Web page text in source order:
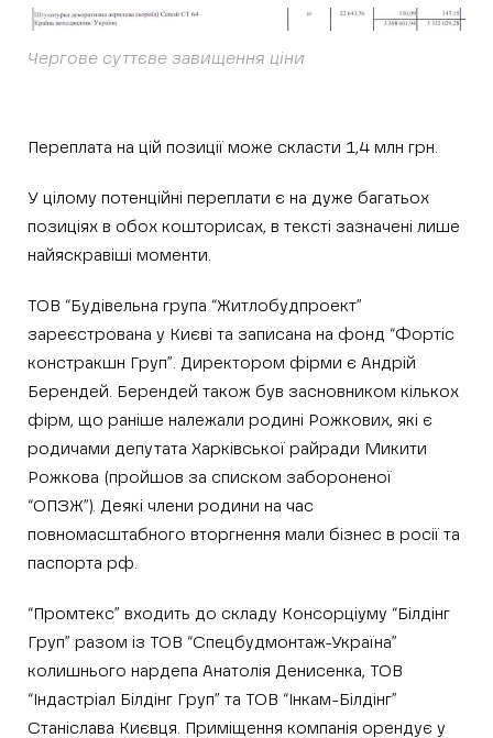
Чергове суттєве завищення ціни
Переплата на цій позиції може скласти 1,4 млн грн.
У цілому потенційні переплати є на дуже багатьох
позиціях в обох кошторисах, в тексті зазначені лише
найяскравіші моменти.
ТОВ “Будівельна група “Житлобудпроект”
зареєстрована у Києві та записана на фонд “Фортіс
констракшн Груп”. Директором фірми є Андрій
Берендей. Берендей також був засновником кількох
фірм, що раніше належали родині Рожкових, які є
родичами депутата Харківської райради Микити
Рожкова (пройшов за списком забороненої
“ОПЗЖ”). Деякі члени родини на час
повномасштабного вторгнення мали бізнес в росії та
паспорта рф.
“Промтекс” входить до складу Консорціуму “Білдінг
Груп” разом із ТОВ “Спецбудмонтаж-Україна”
колишнього нардепа Анатолія Денисенка, ТОВ
“Індастріал Білдінг Груп” та ТОВ “Інкам-Білдінг”
Станіслава Києвця. Приміщення компанія орендує у